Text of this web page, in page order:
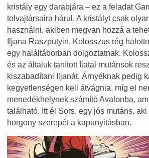
kristály egy darabjára – ez a feladat
tolvajtársaira hárul. A kristályt csak
használni, akiben megvan hozzá a
Iljana Raszputyin, Kolosszus rég
egy haláltáborban dolgoztatnak.
és az általuk tanított fiatal mutánsok
kiszabadítani Iljanát. Árnyéknak pedig
kegyetlenségen kell átvágnia, míg el
menedékhelynek számító Avalonba,
található. Itt él Sors, egy jós mutáns,
horgony szerepét a kapunyitásban.